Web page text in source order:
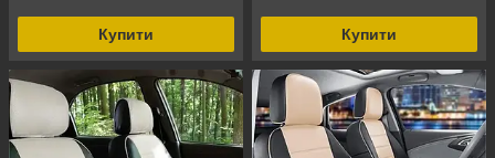
Купити Купити